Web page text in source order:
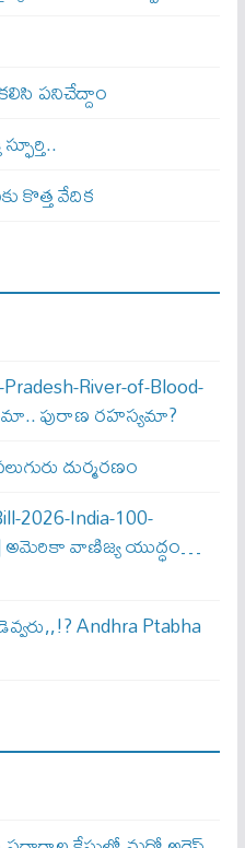
పనిచేద్దాం
కొత్త వేదిక
River-of-Blood-
పురాణ రహస్యమా?
దుర్మరణం
2026-India-100-
| అమెరికా వాణిజ్య యుద్ధం…
Andhra Ptabha